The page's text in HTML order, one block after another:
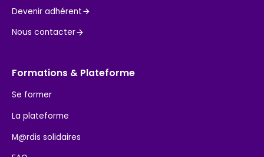
Devenir adhérent
Nous contacter
Formations & Plateforme
Se former
La plateforme
M@rdis solidaires